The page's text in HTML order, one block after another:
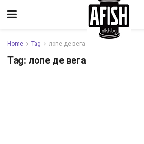
Home Tag лопе де вега
Tag: лопе де вега